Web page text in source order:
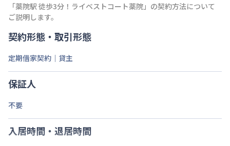
「薬院駅 徒歩3分！ライベストコート薬院 」の契約方法について
ご説明します。
契約形態・取引形態
定期借家契約｜貸主
保証人
不要
入居時間・退居時間